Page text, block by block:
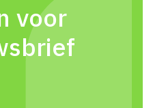
voor